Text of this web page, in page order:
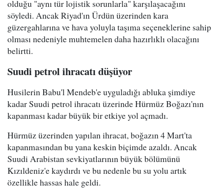
olduğu "aynı tür lojistik sorunlarla" karşılaşacağını
söyledi. Ancak Riyad'ın Ürdün üzerinden kara
güzergahlarına ve hava yoluyla taşıma seçeneklerine sahip
olması nedeniyle muhtemelen daha hazırlıklı olacağını
belirtti.
Suudi petrol ihracatı düşüyor
Husilerin Babu'l Mendeb'e uyguladığı abluka şimdiye
kadar Suudi petrol ihracatı üzerinde Hürmüz Boğazı'nın
kapanması kadar büyük bir etkiye yol açmadı.
Hürmüz üzerinden yapılan ihracat, boğazın 4 Mart'ta
kapanmasından bu yana keskin biçimde azaldı. Ancak
Suudi Arabistan sevkiyatlarının büyük bölümünü
Kızıldeniz'e kaydırdı ve bu nedenle bu su yolu artık
özellikle hassas hale geldi.